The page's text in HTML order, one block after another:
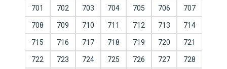
701 702 703 704 705 706 707
708 709 710 711 712 713 714
715 716 717 718 719 720 721
722 723 724 725 726 727 728